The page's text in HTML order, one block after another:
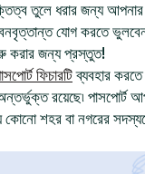
তুলে ধরার জন্য
যোগ করতে ভুলবেন
করার জন্য প্রস্তুত!
ফিচারটিব্যবহার করতে
রয়েছে৷ পাসপোর্ট
কোনো শহর বা নগরের